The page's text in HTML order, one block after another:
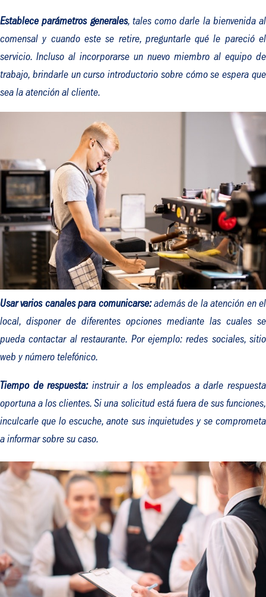
Establece parámetros generales, tales como darle la bienvenida al
comensal y cuando este se retire, preguntarle qué le pareció el
servicio. Incluso al incorporarse un nuevo miembro al equipo de
trabajo, brindarle un curso introductorio sobre cómo se espera que
sea la atención al cliente.
Usar varios canales para comunicarse:además de la atención en el
local, disponer de diferentes opciones mediante las cuales se
pueda contactar al restaurante. Por ejemplo: redes sociales, sitio
web y número telefónico.
Tiempo de respuesta:instruir a los empleados a darle respuesta
oportuna a los clientes. Si una solicitud está fuera de sus funciones,
inculcarle que lo escuche, anote sus inquietudes y se comprometa
a informar sobre su caso.